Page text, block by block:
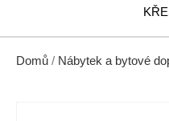
Domů / Nábytek a bytové